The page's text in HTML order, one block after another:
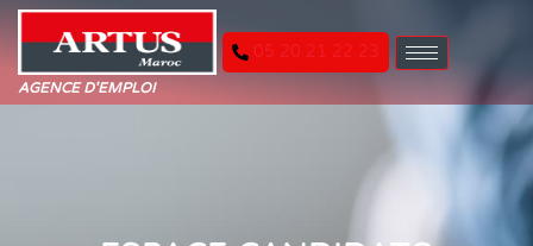
AGENCE D'EMPLOI
05 20 21 22 23